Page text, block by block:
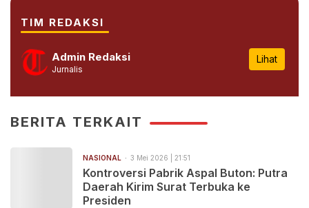
TIM REDAKSI
Admin Redaksi
Jurnalis
Lihat
BERITA TERKAIT
NASIONAL 3 Mei 2026 | 21:51
Kontroversi Pabrik Aspal Buton: Putra
Daerah Kirim Surat Terbuka ke
Presiden